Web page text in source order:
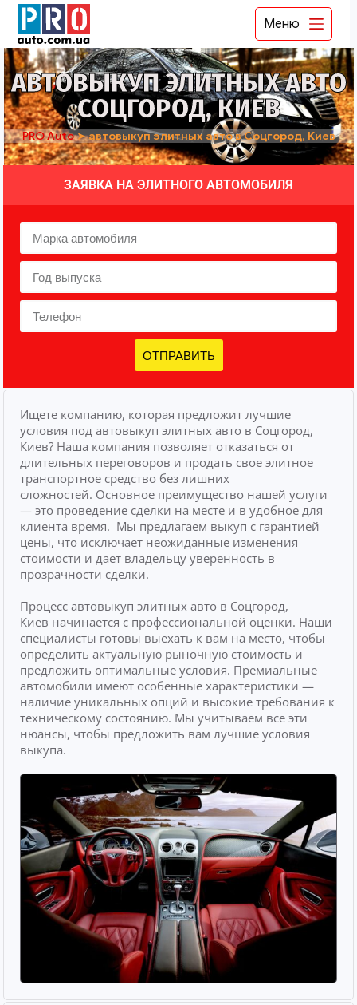
Меню
АВТОВЫКУП ЭЛИТНЫХ АВТО
СОЦГОРОД, КИЕВ
PRO Auto➤автовыкуп элитных авто в Соцгород, Киев
ЗАЯВКА НА ЭЛИТНОГО АВТОМОБИЛЯ
ОТПРАВИТЬ
Ищете компанию, которая предложит лучшие
условия под автовыкуп элитных авто в Соцгород,
Киев? Наша компания позволяет отказаться от
длительных переговоров и продать свое элитное
транспортное средство без лишних
сложностей. Основное преимущество нашей услуги
— это проведение сделки на месте и в удобное для
клиента время. Мы предлагаем выкуп с гарантией
цены, что исключает неожиданные изменения
стоимости и дает владельцу уверенность в
прозрачности сделки.
Процесс автовыкуп элитных авто в Соцгород,
Киев начинается с профессиональной оценки. Наши
специалисты готовы выехать к вам на место, чтобы
определить актуальную рыночную стоимость и
предложить оптимальные условия. Премиальные
автомобили имеют особенные характеристики —
наличие уникальных опций и высокие требования к
техническому состоянию. Мы учитываем все эти
нюансы, чтобы предложить вам лучшие условия
выкупа.